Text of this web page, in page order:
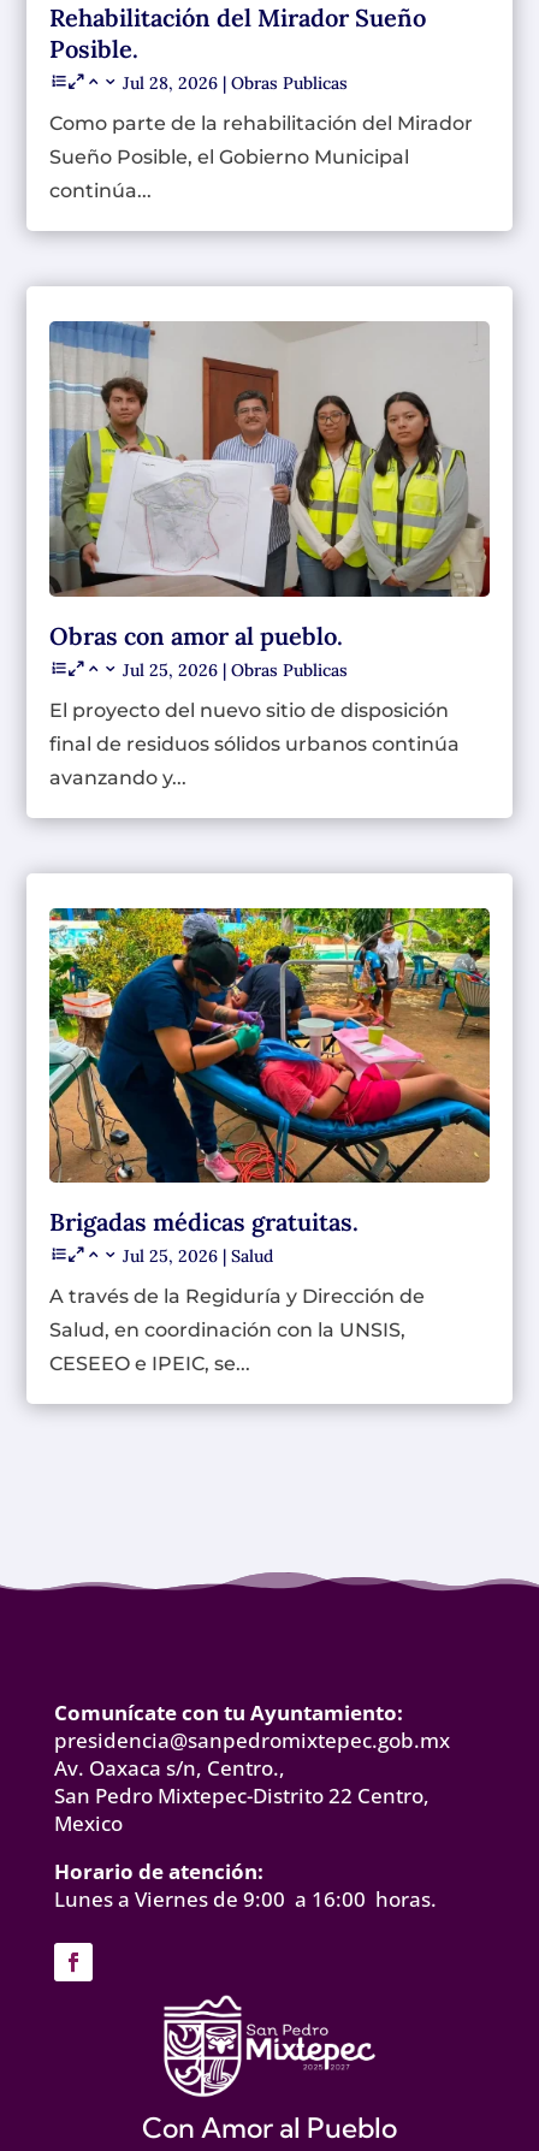
Rehabilitación del Mirador Sueño
Posible.
Jul 28, 2026 |Obras Publicas
Como parte de la rehabilitación del Mirador
Sueño Posible, el Gobierno Municipal
continúa...
Obras con amor al pueblo.
Jul 25, 2026 |Obras Publicas
El proyecto del nuevo sitio de disposición
final de residuos sólidos urbanos continúa
avanzando y...
Brigadas médicas gratuitas.
Jul 25, 2026 |Salud
A través de la Regiduría y Dirección de
Salud, en coordinación con la UNSIS,
CESEEO e IPEIC, se...
Comunícate con tu Ayuntamiento:
presidencia@sanpedromixtepec.gob.mx
Av. Oaxaca s/n, Centro.,
San Pedro Mixtepec-Distrito 22 Centro,
Mexico
Horario de atención:
Lunes a Viernes de 9:00 a 16:00 horas.
Con Amor al Pueblo